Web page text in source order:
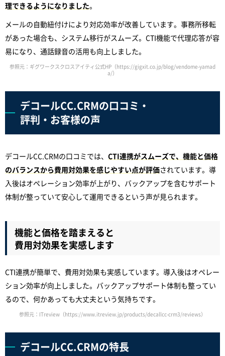
理できるようになりました。
メールの自動紐付けにより対応効率が改善しています。事務所移転
があった場合も、システム移行がスムーズ。CTI機能で代理応答が容
易になり、通話録音の活用も向上しました。
参照元：ギグワークスクロスアイティ公式HP（https://gigxit.co.jp/blog/vendome-yamad
a/）
デコールCC.CRMの口コミ・
評判・お客様の声
デコールCC.CRMの口コミでは、 CTI連携がスムーズで、機能と価格
のバランスから費用対効果を感じやすい点が評価されています。導
入後はオペレーション効率が上がり、バックアップを含むサポート
体制が整っていて安心して運用できるという声が見られます。
機能と価格を踏まえると
費用対効果を実感します
CTI連携が簡単で、費用対効果も実感しています。導入後はオペレー
ション効率が向上しました。バックアップサポート体制も整ってい
るので、何かあっても大丈夫という気持ちです。
参照元：ITreview（https://www.itreview.jp/products/decallcc-crm3/reviews）
デコールCC.CRMの特長